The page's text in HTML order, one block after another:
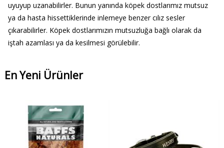
uyuyup uzanabilirler. Bunun yanında köpek dostlarımız mutsuz
ya da hasta hissettiklerinde inlemeye benzer cılız sesler
çıkarabilirler. Köpek dostlarımızın mutsuzluğa bağlı olarak da
iştah azamlası ya da kesilmesi görülebilir.
En Yeni Ürünler